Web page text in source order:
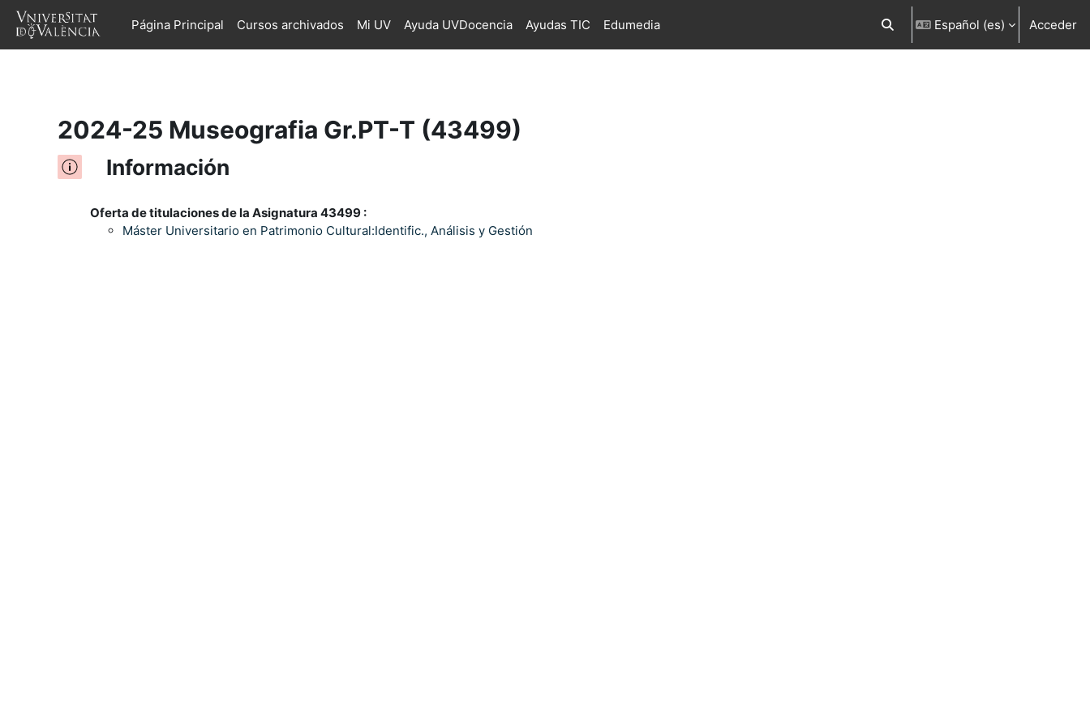
Salta al contenido principalPágina Principal Cursos archivados Mi UV Ayuda UVDocencia Ayudas TIC Edumedia Selector de búsqueda de entrada
Español ‎(es)‎ Acceder
2024-25 Museografia Gr.PT-T (43499)
Información
Oferta de titulaciones de la Asignatura 43499 :
Máster Universitario en Patrimonio Cultural:Identific., Análisis y Gestión